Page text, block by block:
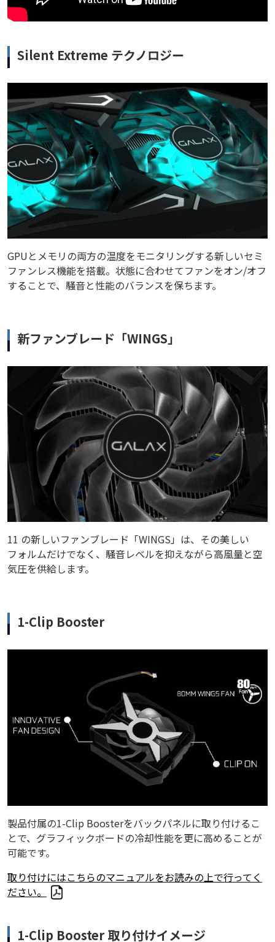
Silent Extreme テクノロジー
GPUとメモリの両方の温度をモニタリングする新しいセミ
ファンレス機能を搭載。状態に合わせてファンをオン/オフ
することで、騒音と性能のバランスを保ちます。
新ファンブレード「WINGS」
11 の新しいファンブレード「WINGS」は、その美しい
フォルムだけでなく、騒音レベルを抑えながら高風量と空
気圧を供給します。
1-Clip Booster
製品付属の1-Clip Boosterをバックパネルに取り付けるこ
とで、グラフィックボードの冷却性能を更に高めることが
可能です。
取り付けにはこちらのマニュアルをお読みの上で行ってく
ださい。
1-Clip Booster 取り付けイメージ